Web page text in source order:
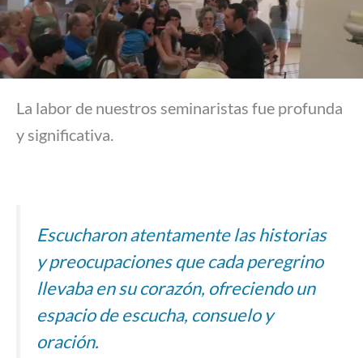
La labor de nuestros seminaristas fue profunda
y significativa.
Escucharon atentamente las historias
y preocupaciones que cada peregrino
llevaba en su corazón, ofreciendo un
espacio de escucha, consuelo y
oración.